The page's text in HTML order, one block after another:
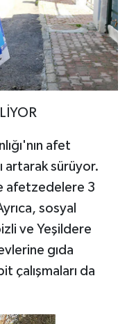
afet
artarak sürüyor.
afetzedelere 3
sosyal
ve Yeşildere
gıda
çalışmaları da